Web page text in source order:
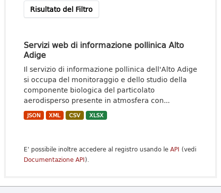
Risultato del Filtro
Servizi web di informazione pollinica Alto
Adige
Il servizio di informazione pollinica dell'Alto Adige
si occupa del monitoraggio e dello studio della
componente biologica del particolato
aerodisperso presente in atmosfera con...
JSON XML CSV XLSX
E' possibile inoltre accedere al registro usando le API (vedi
Documentazione API).